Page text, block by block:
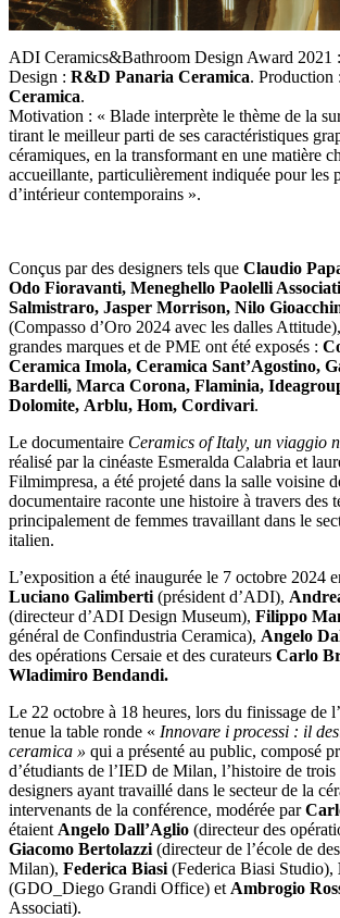
ADI Ceramics&Bathroom Design Award 2021 :
Design : R&D Panaria Ceramica. Production :
Ceramica.
Motivation : « Blade interprète le thème de la
tirant le meilleur parti de ses caractéristiques
céramiques, en la transformant en une matière
accueillante, particulièrement indiquée pour les
d’intérieur contemporains ».
Conçus par des designers tels que Claudio
Odo Fioravanti, Meneghello Paolelli
Salmistraro, Jasper Morrison, Nilo
(Compasso d’Oro 2024 avec les dalles
grandes marques et de PME ont été exposés :
Ceramica Imola, Ceramica Sant’Agostino,
Bardelli, Marca Corona, Flaminia,
Dolomite, Arblu, Hom, Cordivari.
Le documentaire Ceramics of Italy, un viaggio
réalisé par la cinéaste Esmeralda Calabria et
Filmimpresa, a été projeté dans la salle voisine
documentaire raconte une histoire à travers des
principalement de femmes travaillant dans le
italien.
L’exposition a été inaugurée le 7 octobre 2024
Luciano Galimberti (président d’ADI),
(directeur d’ADI Design Museum), Filippo
général de Confindustria Ceramica), Angelo
des opérations Cersaie et des curateurs Carlo
Wladimiro Bendandi.
Le 22 octobre à 18 heures, lors du finissage de
tenue la table ronde « Innovare i processi : il
ceramica » qui a présenté au public, composé
d’étudiants de l’IED de Milan, l’histoire de trois
designers ayant travaillé dans le secteur de la
intervenants de la conférence, modérée par
étaient Angelo Dall’Aglio (directeur des
Giacomo Bertolazzi (directeur de l’école de
Milan), Federica Biasi (Federica Biasi Studio),
(GDO_Diego Grandi Office) et Ambrogio
Associati).